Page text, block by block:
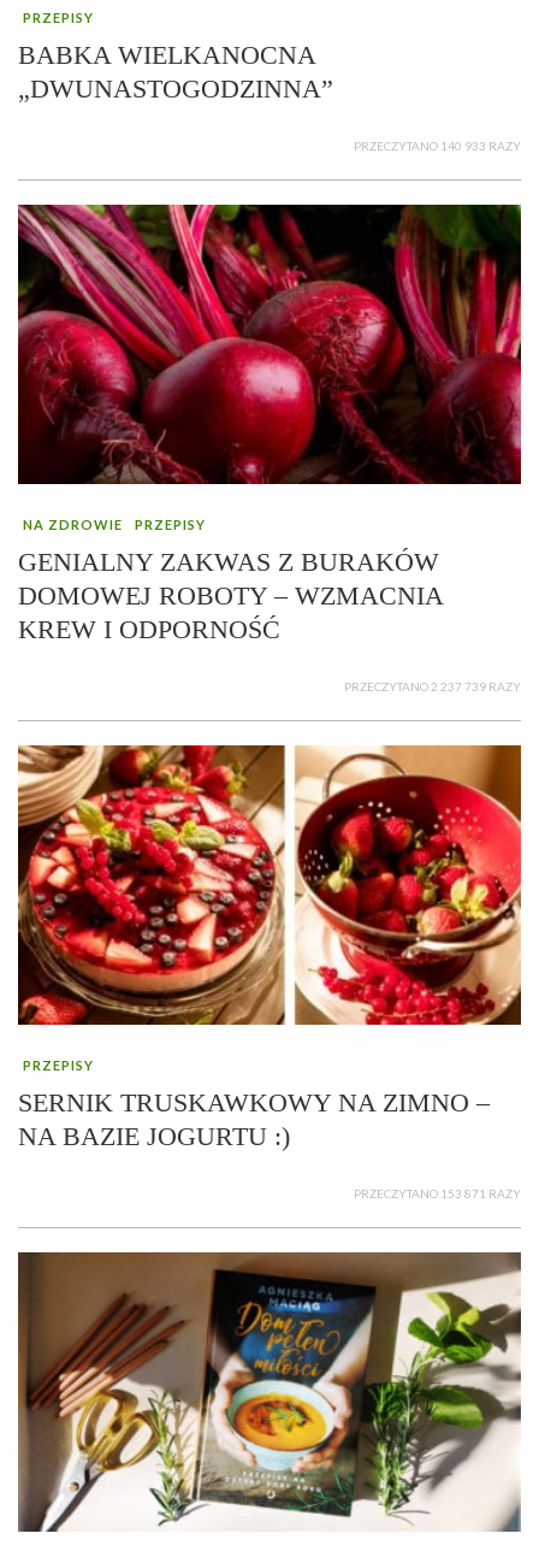
PRZEPISY
BABKA WIELKANOCNA
„DWUNASTOGODZINNA”
PRZECZYTANO 140 933 RAZY
NA ZDROWIE PRZEPISY
GENIALNY ZAKWAS Z BURAKÓW
DOMOWEJ ROBOTY – WZMACNIA
KREW I ODPORNOŚĆ
PRZECZYTANO 2 237 739 RAZY
PRZEPISY
SERNIK TRUSKAWKOWY NA ZIMNO –
NA BAZIE JOGURTU :)
PRZECZYTANO 153 871 RAZY